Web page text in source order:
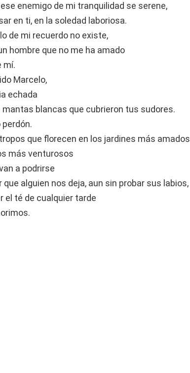
enemigo de mi tranquilidad se serene,
en ti, en la soledad laboriosa.
de mi recuerdo no existe,
hombre que no me ha amado
mí.
Marcelo,
echada
mantas blancas que cubrieron tus sudores.
que florecen en los jardines más amados
más venturosos
a podrirse
que alguien nos deja, aun sin probar sus labios,
el té de cualquier tarde